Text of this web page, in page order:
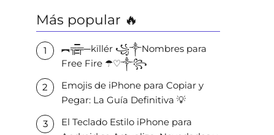
Más popular 🔥
︻╦̵̵͇̿̿̿̿╤─kïllér ꧁༒Nombres para
Free Fire ☂♡༒꧂
Emojis de iPhone para Copiar y
Pegar: La Guía Definitiva 💡
El Teclado Estilo iPhone para